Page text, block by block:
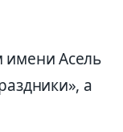
имени Асель
а